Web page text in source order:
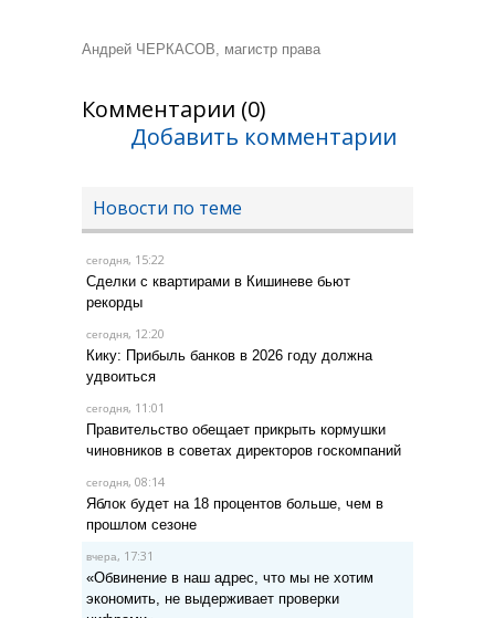
Андрей ЧЕРКАСОВ, магистр права
Комментарии (0)
Добавить комментарии
Новости по теме
сегодня, 15:22
Сделки с квартирами в Кишиневе бьют
рекорды
сегодня, 12:20
Кику: Прибыль банков в 2026 году должна
удвоиться
сегодня, 11:01
Правительство обещает прикрыть кормушки
чиновников в советах директоров госкомпаний
сегодня, 08:14
Яблок будет на 18 процентов больше, чем в
прошлом сезоне
вчера, 17:31
«Обвинение в наш адрес, что мы не хотим
экономить, не выдерживает проверки